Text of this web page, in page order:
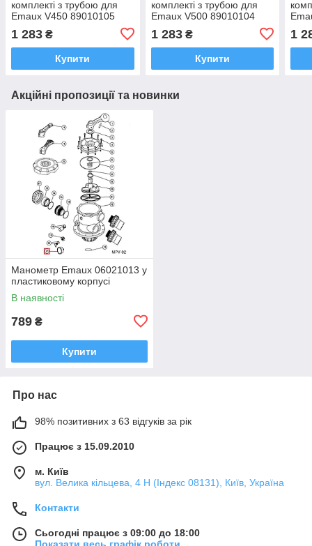
комплекті з трубою для
Emaux V450 89010105
1 283 ₴
Купити
комплекті з трубою для
Emaux V500 89010104
1 283₴
Купити
1
Акційні пропозиції та новинки
Манометр Emaux 06021013 у
пластиковому корпусі
В наявності
789 ₴
Купити
Про нас
98% позитивних з 63 відгуків за рік
Працює з 15.09.2010
м. Київ
вул. Велика кільцева, 4 Н (Індекс 08131), Київ, Україна
Контакти
Сьогодні працює з 09:00 до 18:00
Показати весь графік роботи